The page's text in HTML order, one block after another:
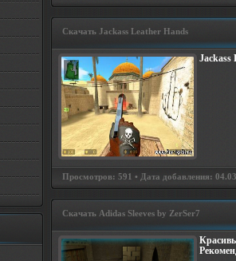
Скачать Jackass Leather Hands
Jackass
Просмотров: 591 • Дата добавления:
Скачать Adidas Sleeves by ZerSer7